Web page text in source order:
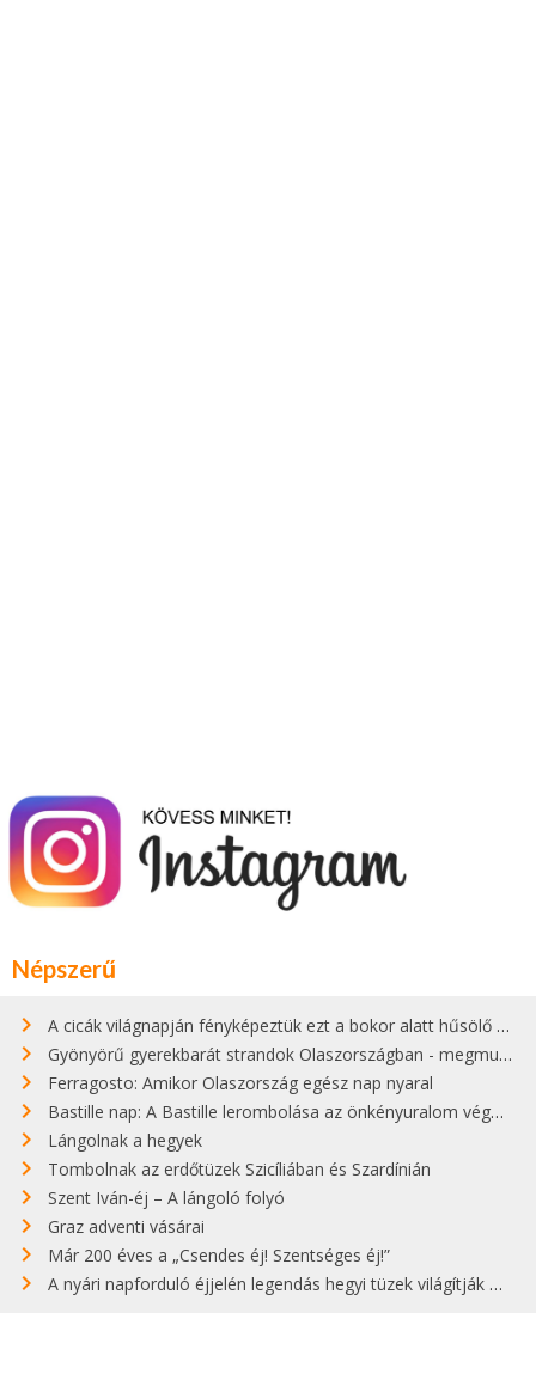
Népszerű
A cicák világnapján fényképeztük ezt a bokor alatt hűsölő cicát Kisorosziban
Gyönyörű gyerekbarát strandok Olaszországban - megmutatjuk a 15 legjobbat
Ferragosto: Amikor Olaszország egész nap nyaral
Bastille nap: A Bastille lerombolása az önkényuralom végét jelentette
Lángolnak a hegyek
Tombolnak az erdőtüzek Szicíliában és Szardínián
Szent Iván-éj – A lángoló folyó
Graz adventi vásárai
Már 200 éves a „Csendes éj! Szentséges éj!”
A nyári napforduló éjjelén legendás hegyi tüzek világítják meg Zugspitzét